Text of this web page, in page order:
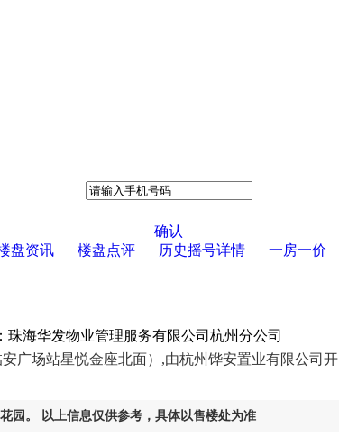
确认
盘资讯 楼盘点评 历史摇号详情 一房一价
海华发物业管理服务有限公司杭州分公司
广场站星悦金座北面）,由杭州铧安置业有限公司开
园。 以上信息仅供参考，具体以售楼处为准